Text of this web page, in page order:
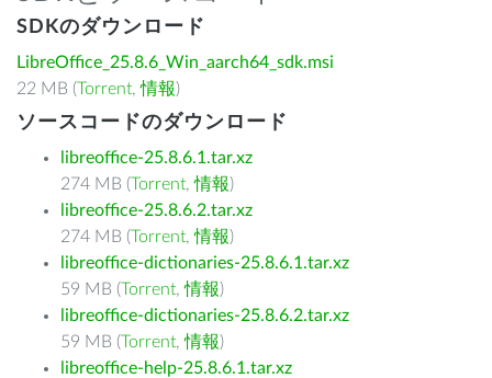
SDKのダウンロード
LibreOffice_25.8.6_Win_aarch64_sdk.msi
22 MB (Torrent,情報)
ソースコードのダウンロード
libreoffice-25.8.6.1.tar.xz
274 MB (Torrent,情報)
libreoffice-25.8.6.2.tar.xz
274 MB (Torrent,情報)
libreoffice-dictionaries-25.8.6.1.tar.xz
59 MB (Torrent,情報)
libreoffice-dictionaries-25.8.6.2.tar.xz
59 MB (Torrent,情報)
libreoffice-help-25.8.6.1.tar.xz